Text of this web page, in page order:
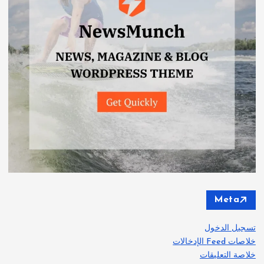
Meta
تسجيل الدخول
خلاصات Feed الإدخالات
خلاصة التعليقات